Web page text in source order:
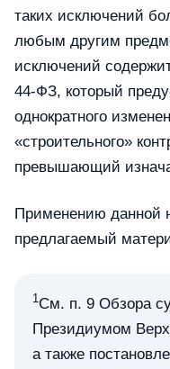
таких исключений
любым другим
исключений
44-ФЗ, который
однократного
«строительного»
превышающий
Применению данной
предлагаемый
1См. п. 9 Обзора
Президиумом
а также